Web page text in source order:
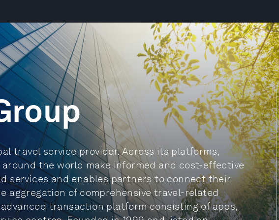
travel service provider. Across its platforms,
the world make informed and cost-effective
services and enables partners to connect their
aggregation of comprehensive travel-related
transaction platform consisting of apps,